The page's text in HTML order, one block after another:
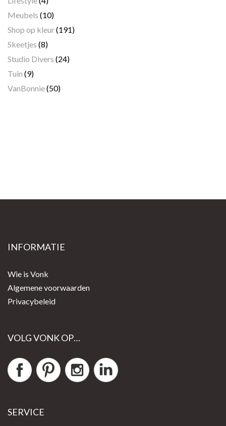
Meubels (10)
Shop op kleur(191)
Skeetjes (8)
Studio Divers (24)
Tuin (9)
VanBonnie(50)
INFORMATIE
Wie is Vonk
Algemene voorwaarden
Privacybeleid
VOLG VONK OP…
SERVICE